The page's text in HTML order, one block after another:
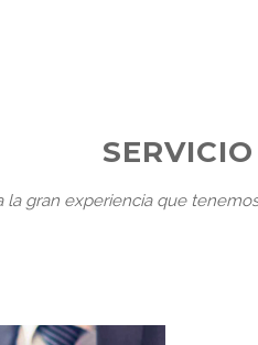
la gran experiencia que